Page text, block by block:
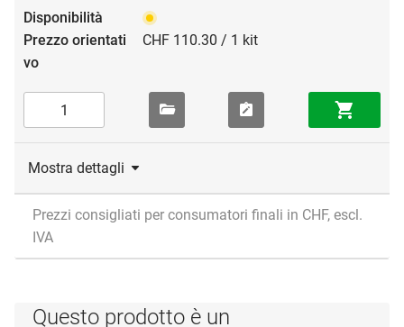
CHF 110.30 / 1 kit
Mostra dettagli
Prezzi consigliati per consumatori finali in CHF, escl.
IVA
Questo prodotto è un